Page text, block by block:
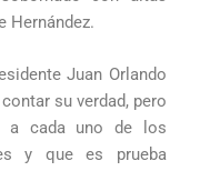
Hernández.
Juan Orlando
su verdad, pero
a cada uno de los
y que es prueba